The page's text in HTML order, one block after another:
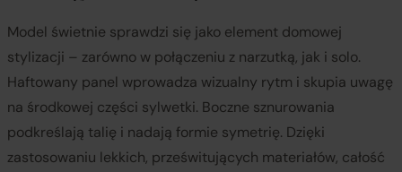
Model świetnie sprawdzi się jako element domowej
stylizacji – zarówno w połączeniu z narzutką, jak i solo.
Haftowany panel wprowadza wizualny rytm i skupia uwagę
na środkowej części sylwetki. Boczne sznurowania
podkreślają talię i nadają formie symetrię. Dzięki
zastosowaniu lekkich, prześwitujących materiałów, całość